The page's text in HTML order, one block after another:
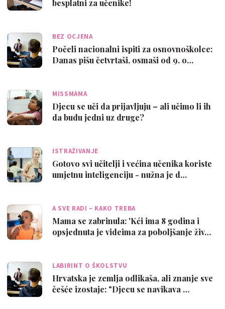
besplatni za učenike!
BEZ OCJENA
Počeli nacionalni ispiti za osnovnoškolce:
Danas pišu četvrtaši, osmaši od 9. o…
MISSMAMA
Djecu se uči da prijavljuju – ali učimo li ih
da budu jedni uz druge?
ISTRAŽIVANJE
Gotovo svi učitelji i većina učenika koriste
umjetnu inteligenciju - nužna je d…
A SVE RADI – KAKO TREBA
Mama se zabrinula: 'Kći ima 8 godina i
opsjednuta je videima za poboljšanje živ…
LABIRINT O ŠKOLSTVU
Hrvatska je zemlja odlikaša, ali znanje sve
češće izostaje: "Djecu se navikava …